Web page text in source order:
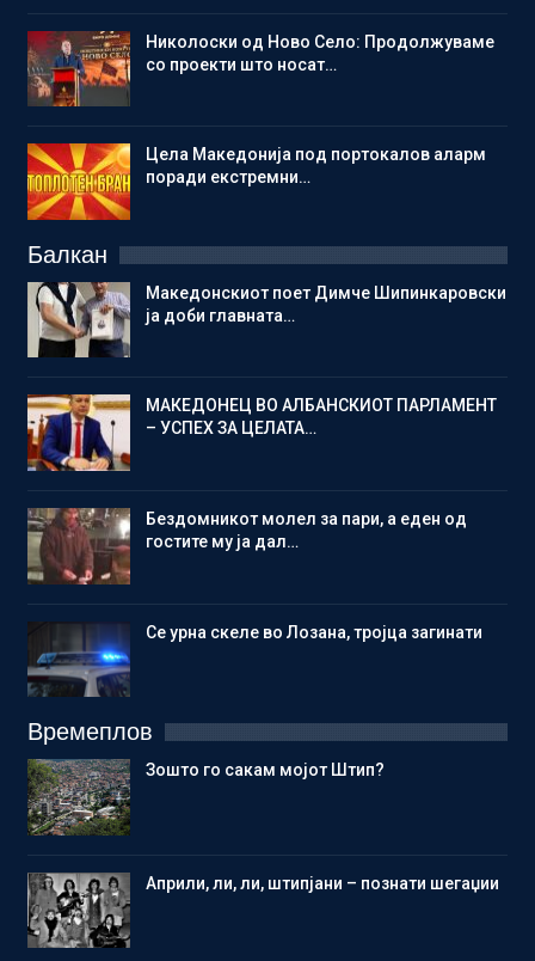
Николоски од Ново Село: Продолжуваме
со проекти што носат…
Цела Македонија под портокалов аларм
поради екстремни…
Балкан
Македонскиот поет Димче Шипинкаровски
ја доби главната…
МАКЕДОНЕЦ ВО АЛБАНСКИОТ ПАРЛАМЕНТ
– УСПЕХ ЗА ЦЕЛАТА…
Бездомникот молел за пари, а еден од
гостите му ја дал…
Се урна скеле во Лозана, тројца загинати
Времеплов
Зошто го сакам мојот Штип?
Aприли, ли, ли, штипјани – познати шегаџии